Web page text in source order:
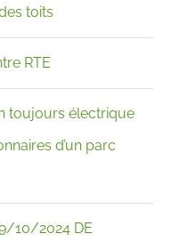
toits
RTE
toujours électrique
d’un parc
10/2024 DE